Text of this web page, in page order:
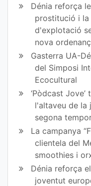
Dénia reforça
prostitució i
d'explotació
nova
Gasterra UA-
del Simposi
Ecocultural
‘Pòdcast
l'altaveu de la
segona
La campanya
clientela del
smoothies i
Dénia reforça
joventut